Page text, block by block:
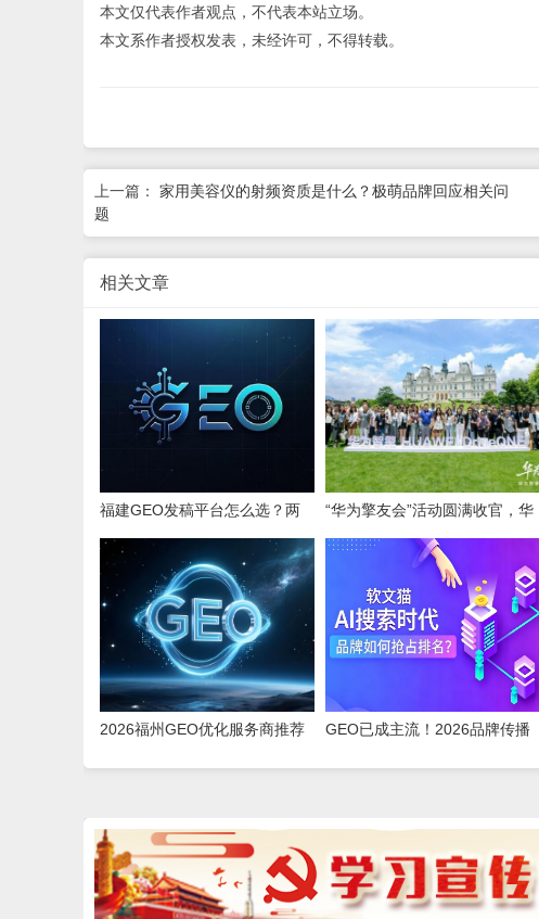
本文仅代表作者观点，不代表本站立场。
本文系作者授权发表，未经许可，不得转载。
上一篇： 家用美容仪的射频资质是什么？极萌品牌回应相关问
题
相关文章
福建GEO发稿平台怎么选？两
大本土合规推广平台实测推荐
“华为擎友会”活动圆满收官，华
为智擎与擎友共同定义一辆好车
2026福州GEO优化服务商推荐
GEO已成主流！2026品牌传播